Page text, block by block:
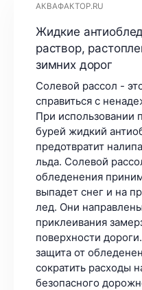
АКВАФАКТОР.RU
Жидкие
раствор,
зимних дорог
Солевой рассол -
справиться с
При использовании
бурей жидкий
предотвратит
льда. Солевой
обледенения
выпадет снег и на
лед. Они
приклеивания
поверхности
защита от
сократить расходы
безопасного